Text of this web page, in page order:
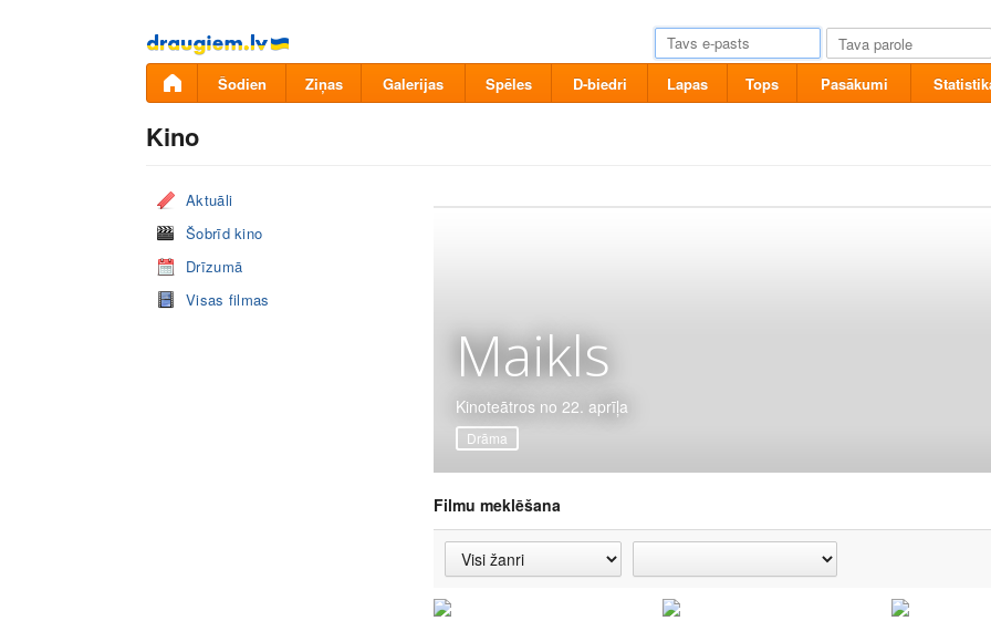
Pāriet
uz
saturu
Šodien Ziņas Galerijas Spēles D-biedri Lapas Tops Pasākumi
Kino
Aktuāli
Šobrīd kino
Drīzumā
Visas filmas
Maikls
Kinoteātros no 22. aprīļa
Drāma
Filmu meklēšana